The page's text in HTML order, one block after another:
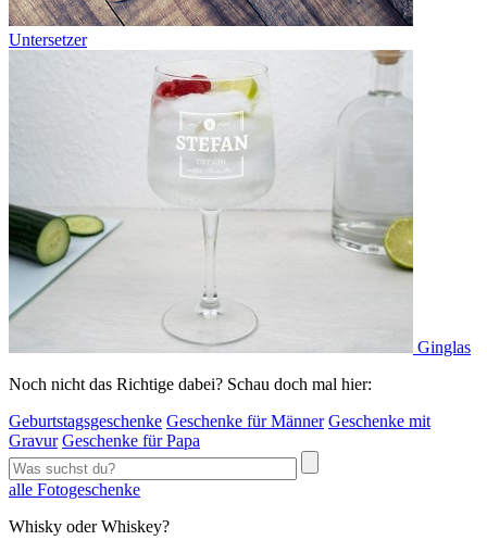
Untersetzer
Ginglas
Noch nicht das Richtige dabei? Schau doch mal hier:
Geburtstagsgeschenke Geschenke für Männer Geschenke mit
Gravur Geschenke für Papa
alle Fotogeschenke
Whisky oder Whiskey?